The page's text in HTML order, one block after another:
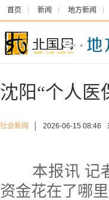
首页 新闻 地方新闻
沈阳“个人医
社会新闻 2026-06-15 08:46
本报讯 记者
资金花在了哪